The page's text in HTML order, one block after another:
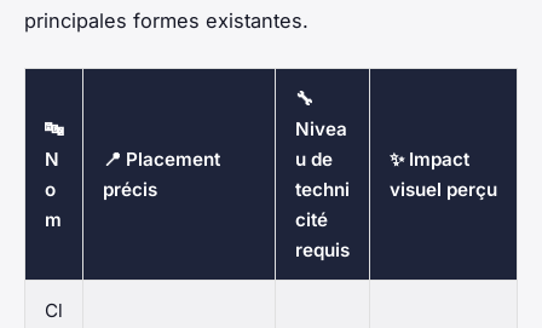
principales formes existantes.
🔤
N
o
m
📍 Placement
précis
🔧
Nivea
u de
techni
cité
requis
✨ Impact
visuel perçu
Cl